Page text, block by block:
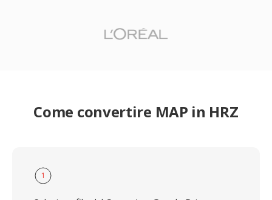
Come convertire MAP in HRZ
1